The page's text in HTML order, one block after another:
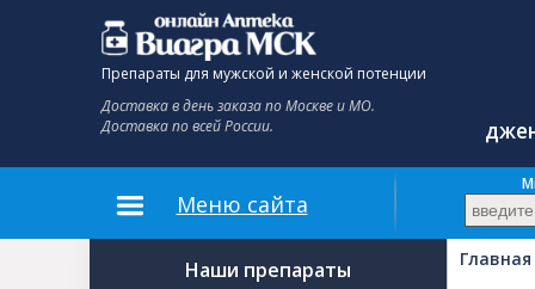
Препараты для мужской и женской потенции
Доставка в день заказа по Москве и МО.
Доставка по всей России.
Меню сайта
Наши препараты Главная